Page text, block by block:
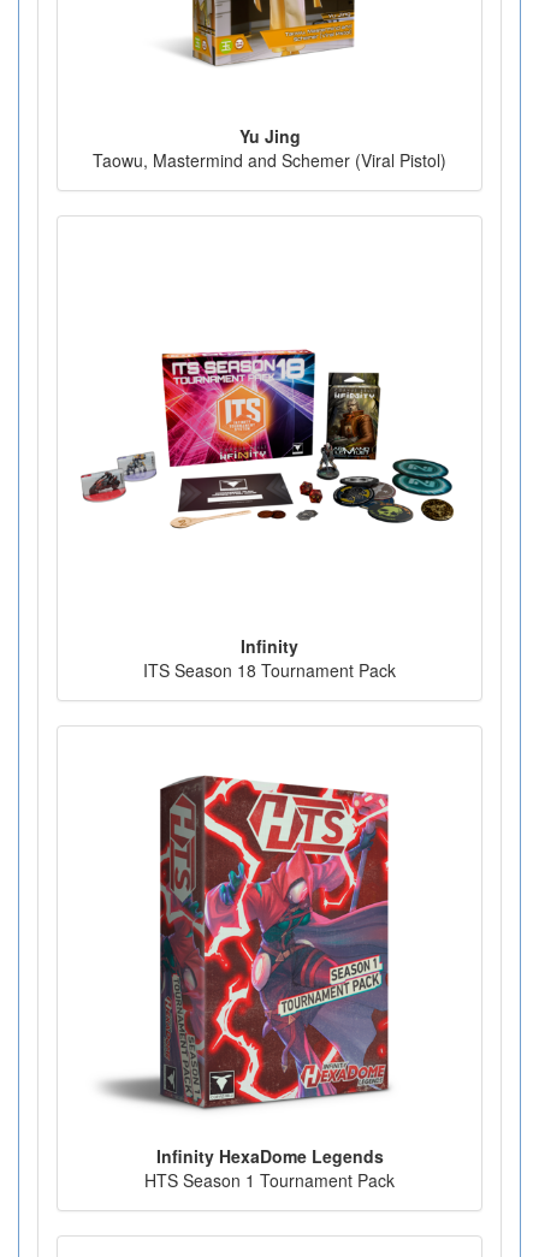
Yu Jing
Taowu, Mastermind and Schemer (Viral Pistol)
Infinity
ITS Season 18 Tournament Pack
Infinity HexaDome Legends
HTS Season 1 Tournament Pack